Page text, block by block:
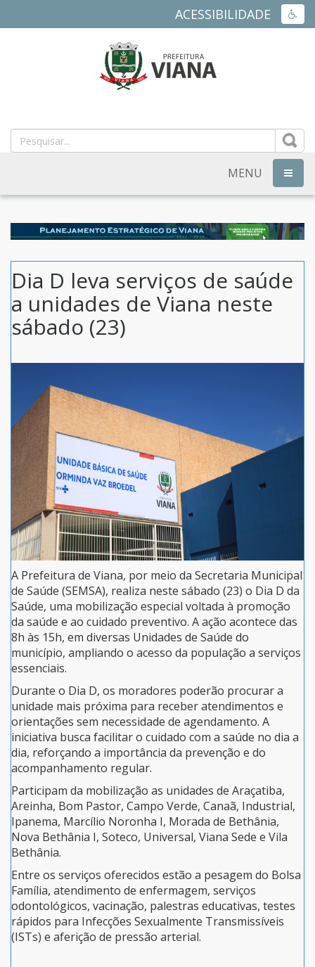
ACESSIBILIDADE
MUNICIPAL
DE
VIANA
ES
MENU
Dia D leva serviços de saúde
a unidades de Viana neste
sábado (23)
A Prefeitura de Viana, por meio da Secretaria Municipal
de Saúde (SEMSA), realiza neste sábado (23) o Dia D da
Saúde, uma mobilização especial voltada à promoção
da saúde e ao cuidado preventivo. A ação acontece das
8h às 15h, em diversas Unidades de Saúde do
município, ampliando o acesso da população a serviços
essenciais.
Durante o Dia D, os moradores poderão procurar a
unidade mais próxima para receber atendimentos e
orientações sem necessidade de agendamento. A
iniciativa busca facilitar o cuidado com a saúde no dia a
dia, reforçando a importância da prevenção e do
acompanhamento regular.
Participam da mobilização as unidades de Araçatiba,
Areinha, Bom Pastor, Campo Verde, Canaã, Industrial,
Ipanema, Marcílio Noronha I, Morada de Bethânia,
Nova Bethânia I, Soteco, Universal, Viana Sede e Vila
Bethânia.
Entre os serviços oferecidos estão a pesagem do Bolsa
Família, atendimento de enfermagem, serviços
odontológicos, vacinação, palestras educativas, testes
rápidos para Infecções Sexualmente Transmissíveis
(ISTs) e aferição de pressão arterial.